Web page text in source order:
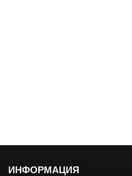
ИНФОРМАЦИЯ